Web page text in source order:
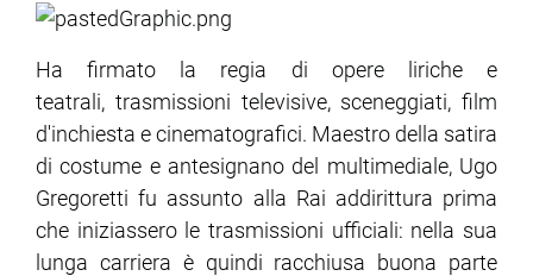
Ha firmato la regia di opere liriche e
teatrali, trasmissioni televisive, sceneggiati, film
d'inchiesta e cinematografici. Maestro della satira
di costume e antesignano del multimediale, Ugo
Gregoretti fu assunto alla Rai addirittura prima
che iniziassero le trasmissioni ufficiali: nella sua
lunga carriera è quindi racchiusa buona parte